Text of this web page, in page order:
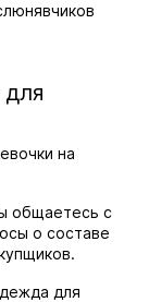
на
общаетесь с
о составе
для